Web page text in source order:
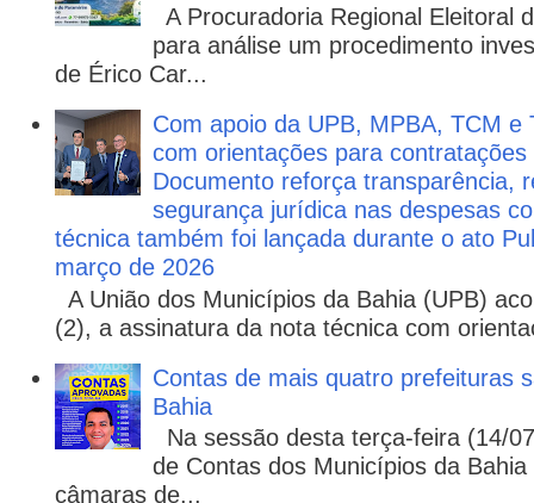
A Procuradoria Regional Eleitoral
para análise um procedimento
de Érico Car...
Com apoio da UPB, MPBA, TCM
com orientações para
Documento reforça transparência,
segurança jurídica nas despesas
técnica também foi lançada durante o ato
março de 2026
A União dos Municípios da Bahia (UPB)
(2), a assinatura da nota técnica com
Contas de mais quatro prefeituras
Bahia
Na sessão desta terça-feira (14/
de Contas dos Municípios da
câmaras de...